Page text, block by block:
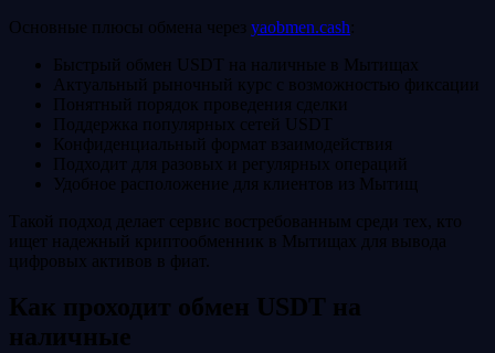
Основные плюсы обмена через yaobmen.cash:
Быстрый обмен USDT на наличные в Мытищах
Актуальный рыночный курс с возможностью фиксации
Понятный порядок проведения сделки
Поддержка популярных сетей USDT
Конфиденциальный формат взаимодействия
Подходит для разовых и регулярных операций
Удобное расположение для клиентов из Мытищ
Такой подход делает сервис востребованным среди тех, кто
ищет надежный криптообменник в Мытищах для вывода
цифровых активов в фиат.
Как проходит обмен USDT на
наличные